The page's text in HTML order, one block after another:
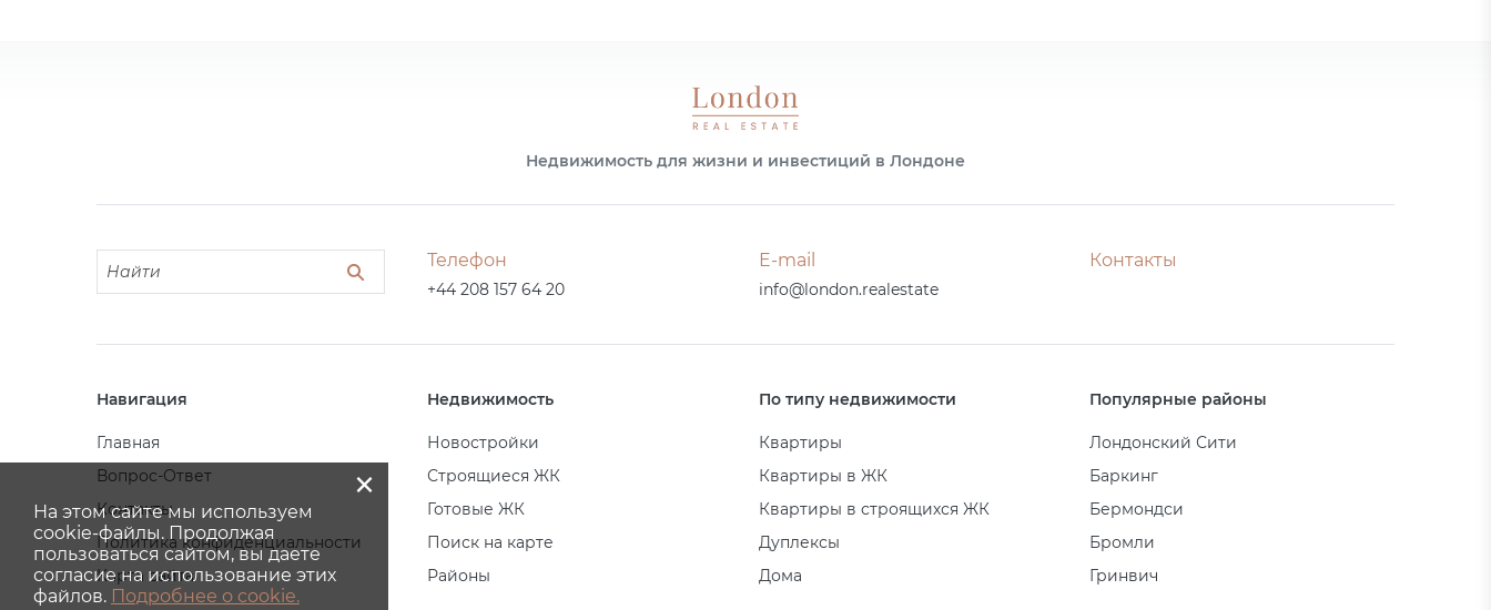
Недвижимость для жизни и инвестиций в Лондоне
Телефон
+44 208 157 64 20
E-mail
info@london.realestate
Контакты
Навигация
Главная
Вопрос-Ответ
Контакты
Политика конфиденциальности
Карта сайта
Недвижимость
Новостройки
Строящиеся ЖК
Готовые ЖК
Поиск на карте
Районы
По типу недвижимости
Квартиры
Квартиры в ЖК
Квартиры в строящихся ЖК
Дуплексы
Дома
Популярные районы
Лондонский Сити
Баркинг
Бермондси
Бромли
Гринвич
×
На этом сайте мы используем
cookie-файлы. Продолжая
пользоваться сайтом, вы даете
согласие на использование этих
файлов. Подробнее о cookie.